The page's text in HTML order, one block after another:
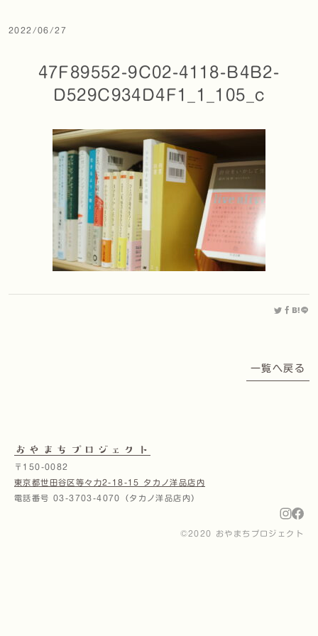
2022/06/27
47F89552-9C02-4118-B4B2-
D529C934D4F1_1_105_c
一覧へ戻る
おやまちプロジェクト
〒150-0082
東京都世田谷区等々力2-18-15 タカノ洋品店内
電話番号 03-3703-4070（タカノ洋品店内）
©2020 おやまちプロジェクト